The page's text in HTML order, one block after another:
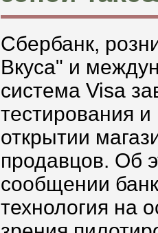
Сбербанк,
Вкуса" и
система Visa
тестирования
открытии
продавцов. Об
сообщении
технология на